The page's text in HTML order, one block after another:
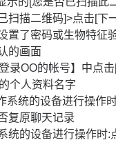
扫描二维码]>点击[下
置了密码或生物特征
的画面
录OO的帐号】中点击
个人资料名字
系统的设备进行操作
复原聊天记录
统的设备进行操作时: